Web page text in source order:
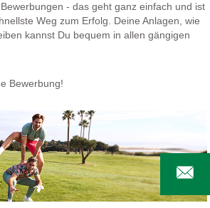
- das geht ganz einfach und ist
Weg zum Erfolg. Deine Anlagen, wie
kannst Du bequem in allen gängigen
Bewerbung!